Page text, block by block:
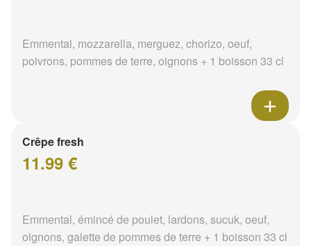
Emmental, mozzarella, merguez, chorizo, oeuf,
poivrons, pommes de terre, oignons + 1 boisson 33 cl
Crêpe fresh
11.99 €
Emmental, émincé de poulet, lardons, sucuk, oeuf,
oignons, galette de pommes de terre + 1 boisson 33 cl